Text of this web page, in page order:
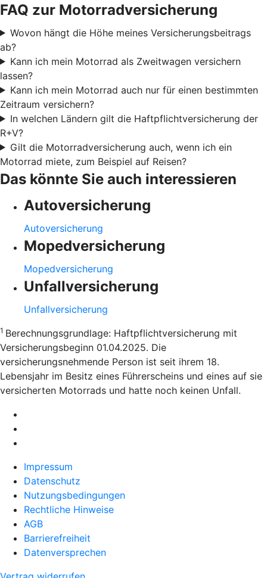
FAQ zur Motorradversicherung
Wovon hängt die Höhe meines Versicherungsbeitrags
ab?
Kann ich mein Motorrad als Zweitwagen versichern
lassen?
Kann ich mein Motorrad auch nur für einen bestimmten
Zeitraum versichern?
In welchen Ländern gilt die Haftpflichtversicherung der
R+V?
Gilt die Motorradversicherung auch, wenn ich ein
Motorrad miete, zum Beispiel auf Reisen?
Das könnte Sie auch interessieren
Autoversicherung
Autoversicherung
Mopedversicherung
Mopedversicherung
Unfallversicherung
Unfallversicherung
1 Berechnungsgrundlage: Haftpflichtversicherung mit
Versicherungsbeginn 01.04.2025. Die
versicherungsnehmende Person ist seit ihrem 18.
Lebensjahr im Besitz eines Führerscheins und eines auf sie
versicherten Motorrads und hatte noch keinen Unfall.
Impressum
Datenschutz
Nutzungsbedingungen
Rechtliche Hinweise
AGB
Barrierefreiheit
Datenversprechen